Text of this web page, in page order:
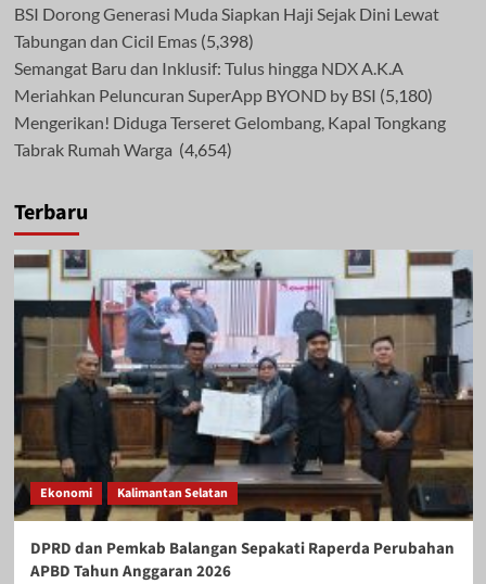
BSI Dorong Generasi Muda Siapkan Haji Sejak Dini Lewat
Tabungan dan Cicil Emas (5,398)
Semangat Baru dan Inklusif: Tulus hingga NDX A.K.A
Meriahkan Peluncuran SuperApp BYOND by BSI (5,180)
Mengerikan! Diduga Terseret Gelombang, Kapal Tongkang
Tabrak Rumah Warga (4,654)
Terbaru
Ekonomi Kalimantan Selatan
DPRD dan Pemkab Balangan Sepakati Raperda Perubahan
APBD Tahun Anggaran 2026